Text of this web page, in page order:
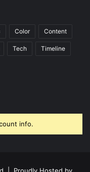
Color Content
Tech Timeline
info.